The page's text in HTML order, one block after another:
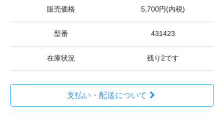
販売価格 5,700円(内税)
型番 431423
在庫状況 残り2です
支払い・配送について